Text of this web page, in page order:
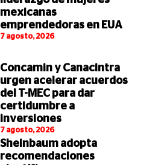
mexicanas
emprendedoras en EUA
7 agosto, 2026
Concamin y Canacintra
urgen acelerar acuerdos
del T-MEC para dar
certidumbre a
inversiones
7 agosto, 2026
Sheinbaum adopta
recomendaciones